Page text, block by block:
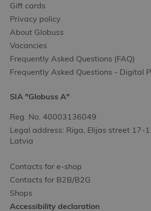
Gift cards
Privacy policy
About Globuss
Vacancies
Frequently Asked Questions (FAQ)
Frequently Asked Questions - Digital
SIA "Globuss A"
Reg. No. 40003136049
Legal address: Riga, Elijas street 17-
Latvia
Contacts for e-shop
Contacts for B2B/B2G
Shops
Accessibility declaration